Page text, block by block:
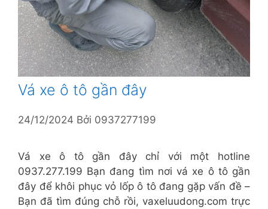
Vá xe ô tô gần đây
24/12/2024 Bởi 0937277199
Vá xe ô tô gần đây chỉ với một hotline
0937.277.199 Bạn đang tìm nơi vá xe ô tô gần
đây để khôi phục vỏ lốp ô tô đang gặp vấn đề –
Bạn đã tìm đúng chỗ rồi, vaxeluudong.com trực